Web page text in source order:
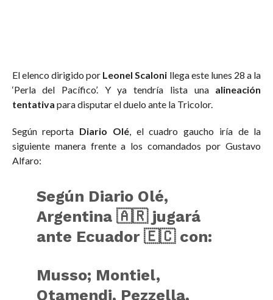
El elenco dirigido por Leonel Scaloni llega este lunes 28 a la
‘Perla del Pacífico’. Y ya tendría lista una alineación
tentativa para disputar el duelo ante la Tricolor.
Según reporta Diario Olé, el cuadro gaucho iría de la
siguiente manera frente a los comandados por Gustavo
Alfaro:
Según Diario Olé,
Argentina 🇦🇷 jugará
ante Ecuador 🇪🇨 con:
Musso; Montiel,
Otamendi, Pezzella,